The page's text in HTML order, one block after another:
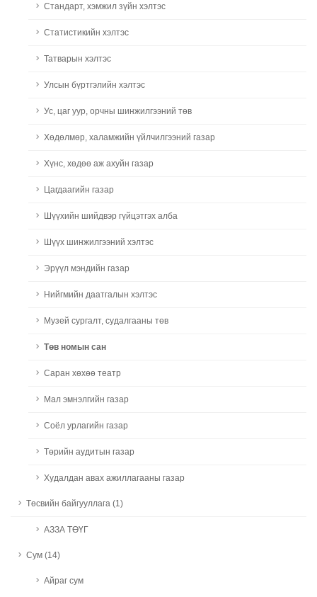
Стандарт, хэмжил зүйн хэлтэс
Статистикийн хэлтэс
Татварын хэлтэс
Улсын бүртгэлийн хэлтэс
Ус, цаг уур, орчны шинжилгээний төв
Хөдөлмөр, халамжийн үйлчилгээний газар
Хүнс, хөдөө аж ахуйн газар
Цагдаагийн газар
Шүүхийн шийдвэр гүйцэтгэх алба
Шүүх шинжилгээний хэлтэс
Эрүүл мэндийн газар
Нийгмийн даатгалын хэлтэс
Музей сургалт, судалгааны төв
Төв номын сан
Саран хөхөө театр
Мал эмнэлгийн газар
Соёл урлагийн газар
Төрийн аудитын газар
Худалдан авах ажиллагааны газар
Төсвийн байгууллага (1)
АЗЗА ТӨҮГ
Сум (14)
Айраг сум